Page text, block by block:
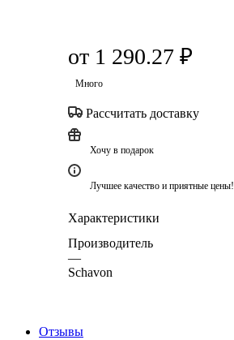
от 1 290.27 ₽
Много
Рассчитать доставку
Хочу в подарок
Лучшее качество и приятные цены!
Характеристики
Производитель
—
Schavon
Отзывы